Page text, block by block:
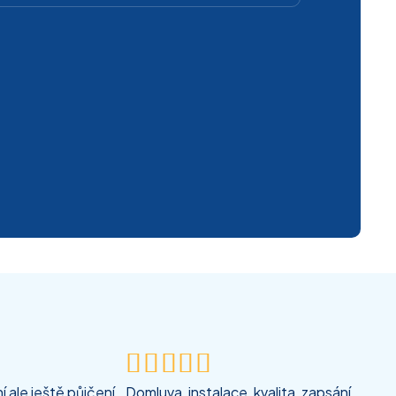
ale ještě půjčení

Domluva, instalace, kvalita, zapsání